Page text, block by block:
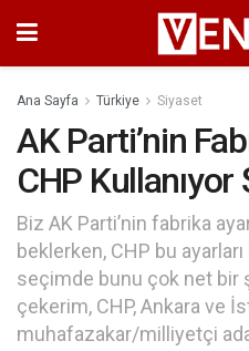
Ana Sayfa Türkiye Siyaset
AK Parti’nin
CHP Kullanıyor
Biz AK Parti’nin fabrika
beklerken, CHP bu
seçimde bunu çok net bir
çekerim, CHP, Ankara ve
muhafazakar/milliyetçi